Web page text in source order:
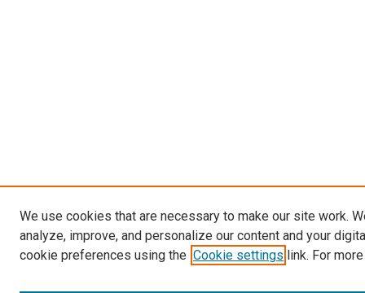
We use cookies that are necessary to make our site work.
analyze, improve, and personalize our content and your
cookie preferences using the Cookie settings link. For